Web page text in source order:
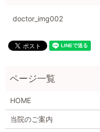
doctor_img002
HOME
当院のご案内